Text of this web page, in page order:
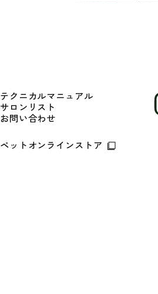
テクニカルマニュアル
サロンリスト
お問い合わせ
ペットオンラインストア